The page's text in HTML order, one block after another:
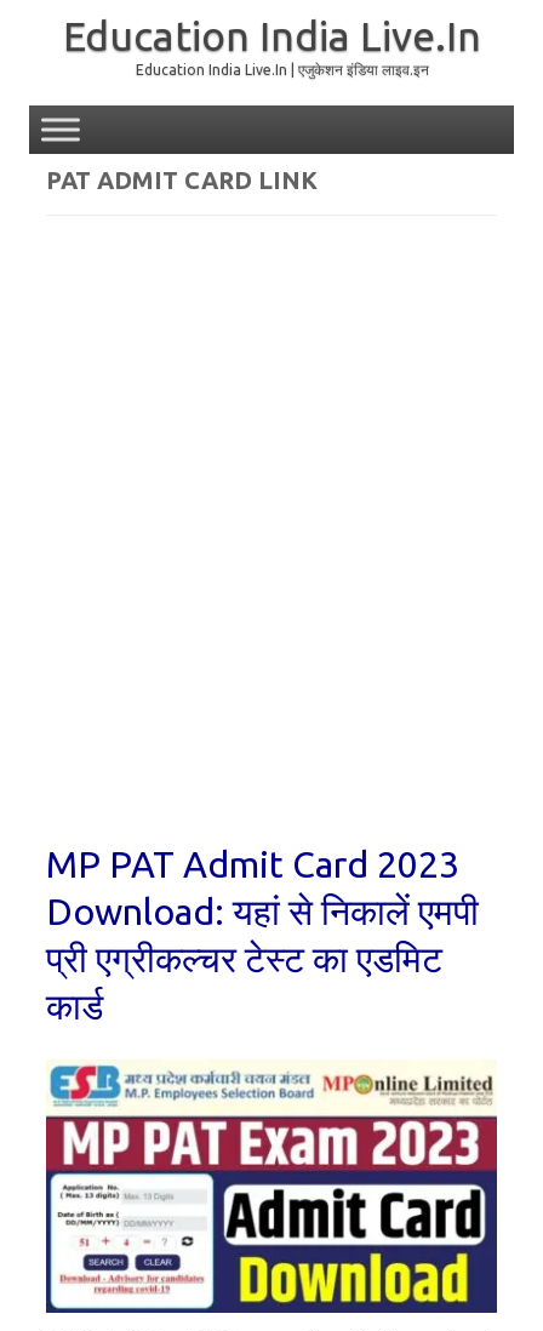
Education India Live.In
Education India Live.In | एजुकेशन इंडिया लाइव.इन
PAT ADMIT CARD LINK
MP PAT Admit Card 2023
Download: यहां से निकालें एमपी
प्री एग्रीकल्चर टेस्ट का एडमिट
कार्ड